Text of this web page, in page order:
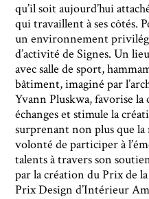
qu’il soit aujourd’hui
qui travaillent à ses côtés.
un environnement
d’activité de Signes. Un
avec salle de sport,
bâtiment, imaginé par
Yvann Pluskwa, favorise la
échanges et stimule la
surprenant non plus que la
volonté de participer à
talents à travers son
par la création du Prix de
Prix Design d’Intérieur